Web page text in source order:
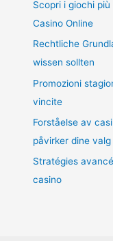
Scopri i giochi
Casino Online
Rechtliche
wissen sollten
Promozioni
vincite
Forståelse av
påvirker dine
Stratégies
casino